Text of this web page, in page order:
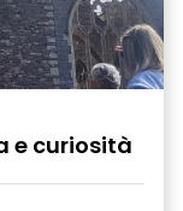
e curiosità